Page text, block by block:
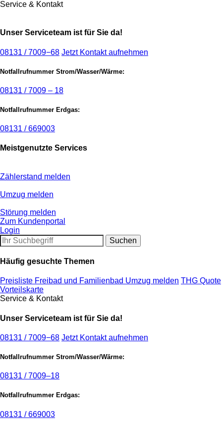
Service & Kontakt
Unser Serviceteam ist für Sie da!
08131 / 7009−68 Jetzt Kontakt aufnehmen
Notfallrufnummer Strom/Wasser/Wärme:
08131 / 7009 – 18
Notfallrufnummer Erdgas:
08131 / 669003
Meistgenutzte Services
Zählerstand melden
Umzug melden
Störung melden
Zum Kundenportal
Login
Häufig gesuchte Themen
Preisliste Freibad und Familienbad Umzug melden THG Quote
Vorteilskarte
Service & Kontakt
Unser Serviceteam ist für Sie da!
08131 / 7009−68 Jetzt Kontakt aufnehmen
Notfallrufnummer Strom/Wasser/Wärme:
08131 / 7009–18
Notfallrufnummer Erdgas:
08131 / 669003